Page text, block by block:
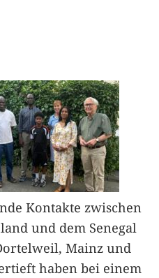
Kontakte zwischen
und dem Senegal
Mainz und
haben bei einem